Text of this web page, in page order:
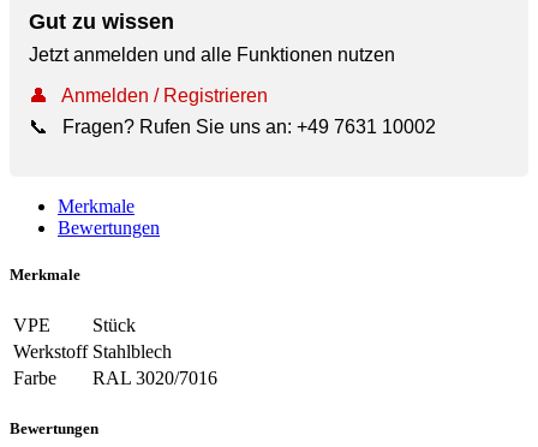
Gut zu wissen
Jetzt anmelden und alle Funktionen nutzen
👤
Anmelden / Registrieren
📞
Fragen? Rufen Sie uns an: +49 7631 10002
Merkmale
Bewertungen
Merkmale
VPE
Stück
Werkstoff Stahlblech
Farbe
RAL 3020/7016
Bewertungen